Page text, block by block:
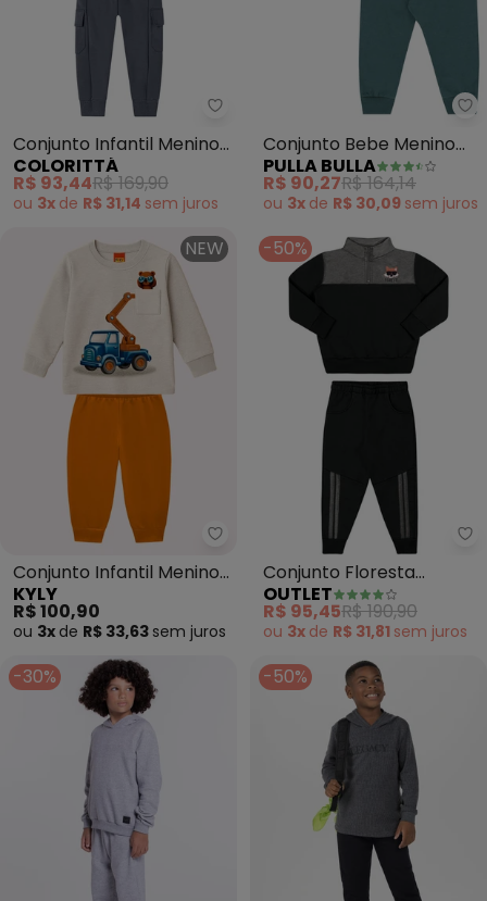
Colorittá - Conjunto Infantil
Conjunto Infantil Menino
Bolsos Cargo (Cinza)
COLORITTÁ
R$ 93,44R$ 169,90
ou 3x de R$ 31,14 sem juros
Conjunto Bebe Menino
Malha Relevo (Cinza)
PULLA BULLA
R$ 90,27R$ 164,14
ou 3x de R$ 30,09 sem juros
NEW
Kyly - Conjunto Infantil Menino
Conjunto Infantil Menino
em Algodão (Cinza)
KYLY
R$ 100,90
ou 3x de R$ 33,63 sem juros
-50%
Conjunto Floresta
Moletom Menino (Cinza)
OUTLET
R$ 95,45R$ 190,90
ou 3x de R$ 31,81 sem juros
-30% -50%